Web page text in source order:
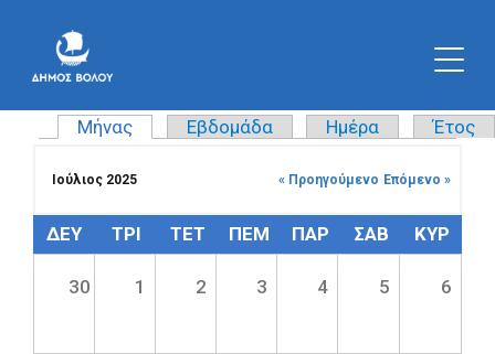
Πρωτεύουσες καρτέλες
Μήνας (ενεργή καρτέλα)
Εβδομάδα Ημέρα Έτος
Ιούλιος 2025 « Προηγούμενο Επόμενο »
ΔΕΥ ΤΡΊ ΤΕΤ ΠΈΜ ΠΑΡ ΣΆΒ ΚΥΡ
30 1 2 3 4 5 6